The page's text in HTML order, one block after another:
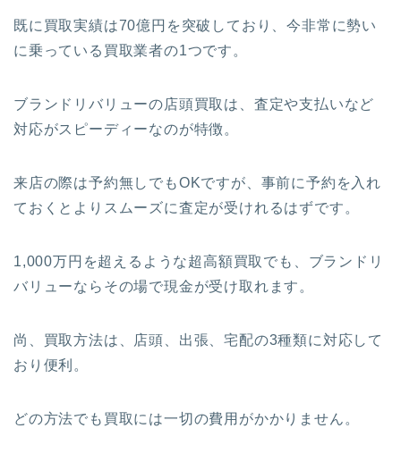
既に買取実績は70億円を突破しており、今非常に勢い
に乗っている買取業者の1つです。
ブランドリバリューの店頭買取は、査定や支払いなど
対応がスピーディーなのが特徴。
来店の際は予約無しでもOKですが、事前に予約を入れ
ておくとよりスムーズに査定が受けれるはずです。
1,000万円を超えるような超高額買取でも、ブランドリ
バリューならその場で現金が受け取れます。
尚、買取方法は、店頭、出張、宅配の3種類に対応して
おり便利。
どの方法でも買取には一切の費用がかかりません。